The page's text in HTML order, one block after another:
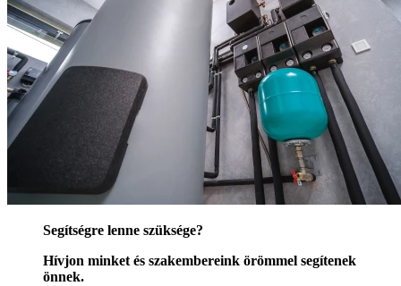
Segítségre lenne szüksége?
Hívjon minket és szakembereink örömmel segítenek
önnek.